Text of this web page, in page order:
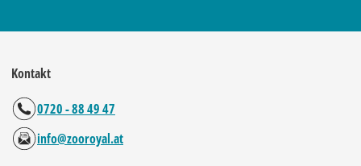
Kontakt
0720 - 88 49 47
info@zooroyal.at